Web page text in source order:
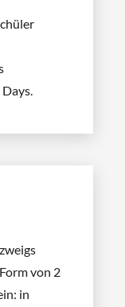
von 2
in